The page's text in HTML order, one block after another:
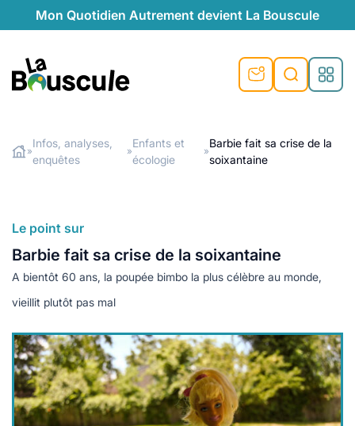
Mon Quotidien Autrement devient La Bouscule
au naturel
végétariennes
locales
durables
naturelle
naturel
de recyclage
témoignages
saison
responsables
douce
Rechercher
»
Infos, analyses,
enquêtes
»
Enfants et
écologie
»
Barbie fait sa crise de la
soixantaine
Le point sur
Barbie fait sa crise de la soixantaine
A bientôt 60 ans, la poupée bimbo la plus célèbre au monde,
vieillit plutôt pas mal